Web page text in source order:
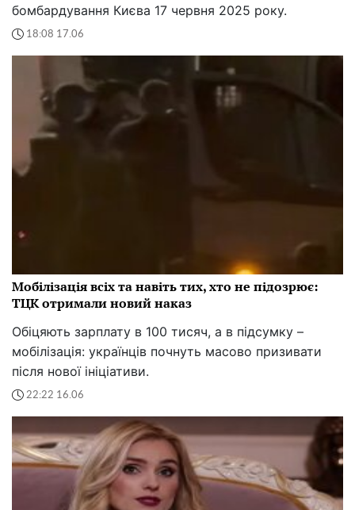
бомбардування Києва 17 червня 2025 року.
18:08 17.06
Мобілізація всіх та навіть тих, хто не підозрює:
ТЦК отримали новий наказ
Обіцяють зарплату в 100 тисяч, а в підсумку –
мобілізація: українців почнуть масово призивати
після нової ініціативи.
22:22 16.06